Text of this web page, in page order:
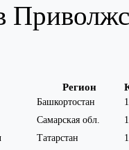
Регион
Башкортостан
Самарская обл.
Татарстан